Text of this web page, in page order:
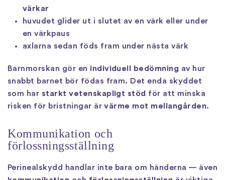
värkar
huvudet glider ut i slutet av en värk eller under
en värkpaus
axlarna sedan föds fram under nästa värk
Barnmorskan gör en individuell bedömning av hur
snabbt barnet bör födas fram. Det enda skyddet
som har starkt vetenskapligt stöd för att minska
risken för bristningar ärvärme mot mellangården.
Kommunikation och
förlossningsställning
Perinealskydd handlar inte bara om händerna — även